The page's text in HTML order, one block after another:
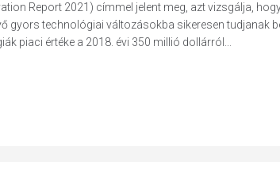
Report 2021) címmel jelent meg, azt vizsgálja,
gyors technológiai változásokba sikeresen tudjanak
piaci értéke a 2018. évi 350 millió dollárról...